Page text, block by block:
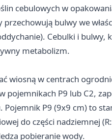
cebulowych w
bulwy we
Cebulki i
metabolizm.
wiosną w centrach
pojemnikach P9 lub C2,
Pojemnik P9 (9x9 cm) to
do części nadziemnej
pobieranie wody.